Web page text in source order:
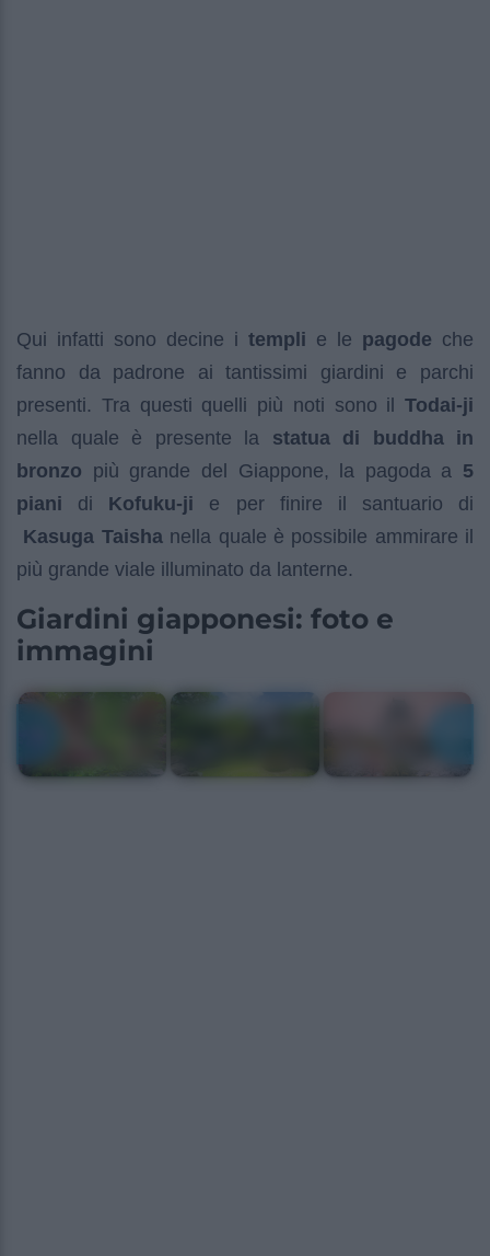
Qui infatti sono decine i templi e le pagode che
fanno da padrone ai tantissimi giardini e parchi
presenti. Tra questi quelli più noti sono il Todai-ji
nella quale è presente la statua di buddha in
bronzo più grande del Giappone, la pagoda a 5
piani di Kofuku-ji e per finire il santuario di
Kasuga Taishanella quale è possibile ammirare il
più grande viale illuminato da lanterne.
Giardini giapponesi: foto e
immagini